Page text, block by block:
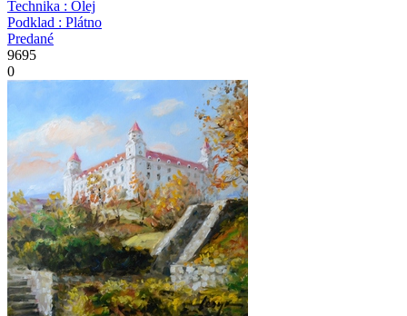
Technika : Olej
Podklad : Plátno
Predané
9695
0